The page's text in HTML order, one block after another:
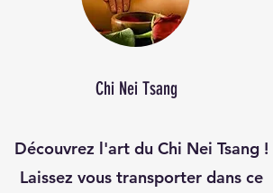
Chi Nei Tsang
Découvrez l'art du Chi Nei Tsang !
Laissez vous transporter dans ce